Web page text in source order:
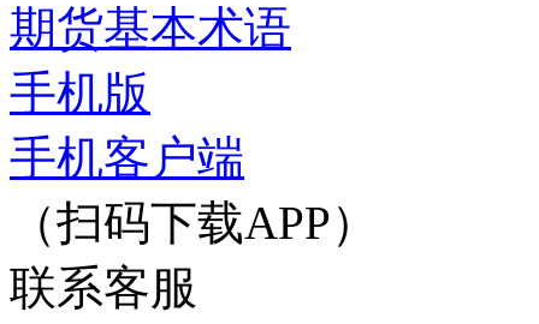
期货基本术语
手机版
手机客户端
（扫码下载APP）
联系客服